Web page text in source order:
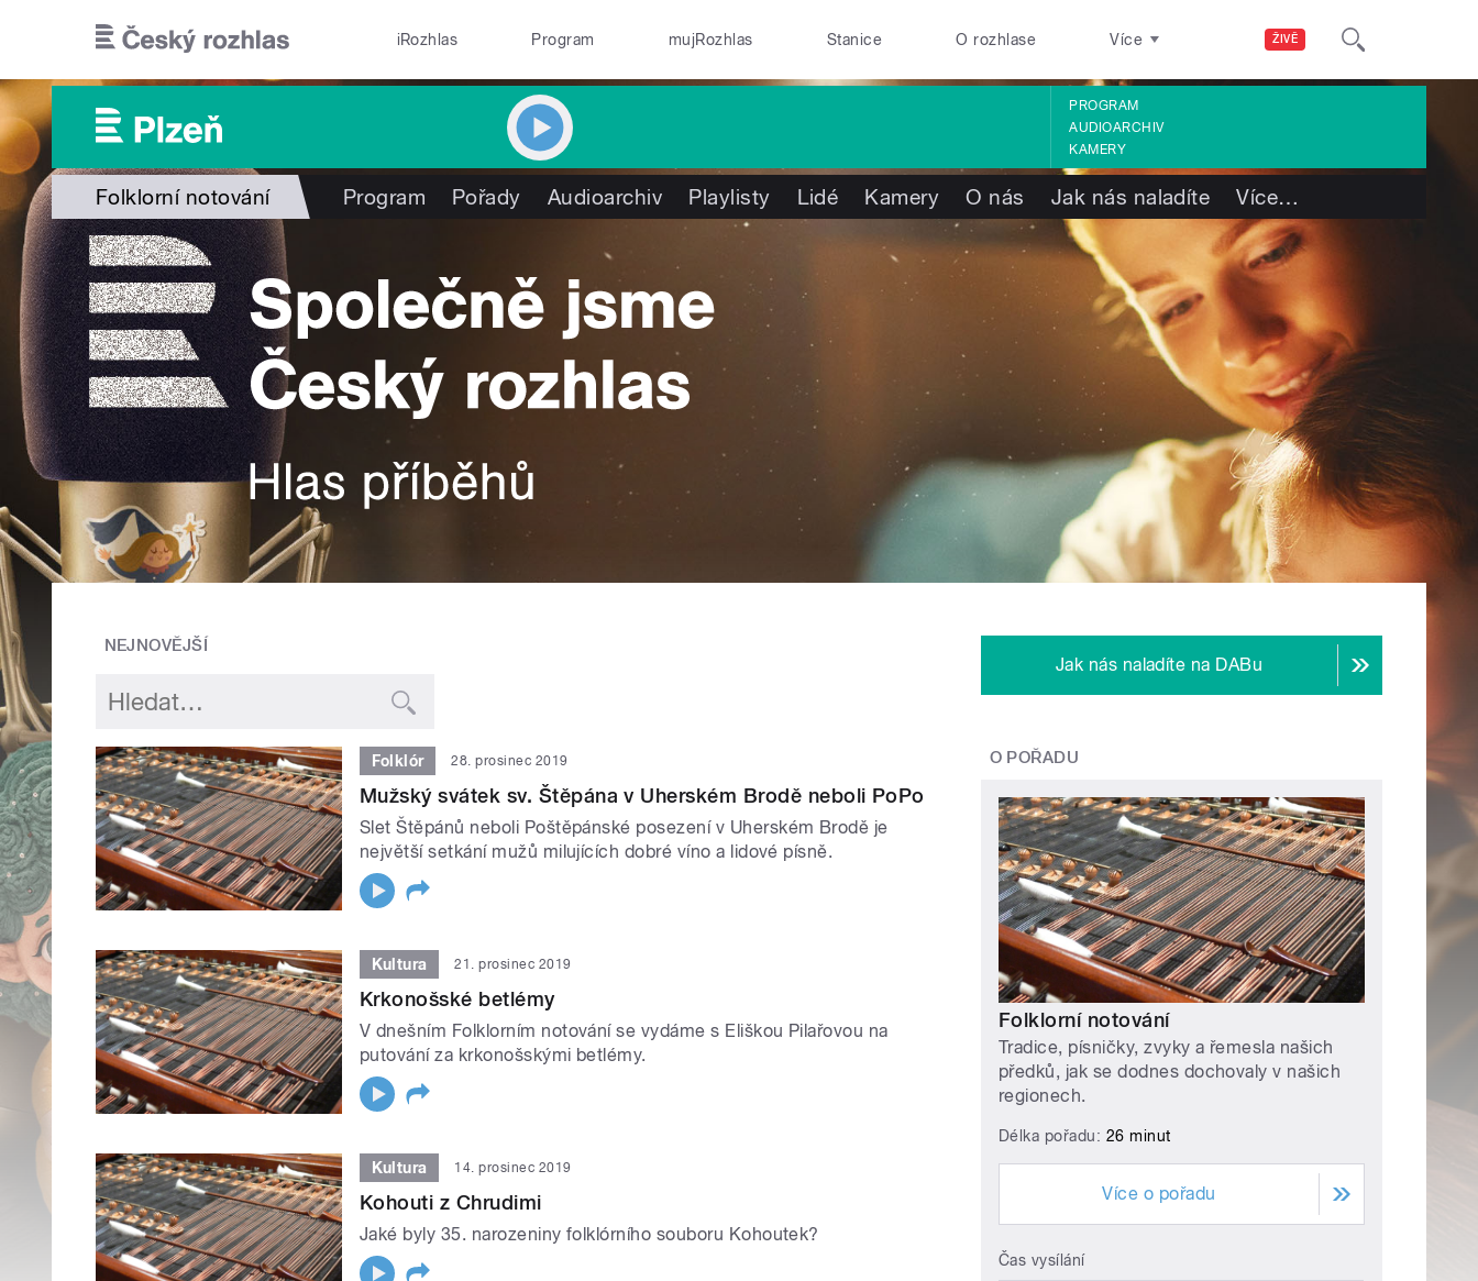
ŽIVĚ
iRozhlas Program mujRozhlas Stanice O rozhlase Více
PROGRAM
AUDIOARCHIV
KAMERY
Folklorní notování Program Pořady Audioarchiv Playlisty Lidé Kamery O nás Jak nás naladíte Více…
NEJNOVĚJŠÍ
Folklór 28. prosinec 2019
Mužský svátek sv. Štěpána v Uherském Brodě neboli PoPo
Slet Štěpánů neboli Poštěpánské posezení v Uherském Brodě je
největší setkání mužů milujících dobré víno a lidové písně.
Kultura 21. prosinec 2019
Krkonošské betlémy
V dnešním Folklorním notování se vydáme s Eliškou Pilařovou na
putování za krkonošskými betlémy.
Kultura 14. prosinec 2019
Kohouti z Chrudimi
Jaké byly 35. narozeniny folklórního souboru Kohoutek?
Jak nás naladíte na DABu
O POŘADU
Folklorní notování
Tradice, písničky, zvyky a řemesla našich
předků, jak se dodnes dochovaly v našich
regionech.
Délka pořadu: 26 minut
Více o pořadu
Čas vysílání